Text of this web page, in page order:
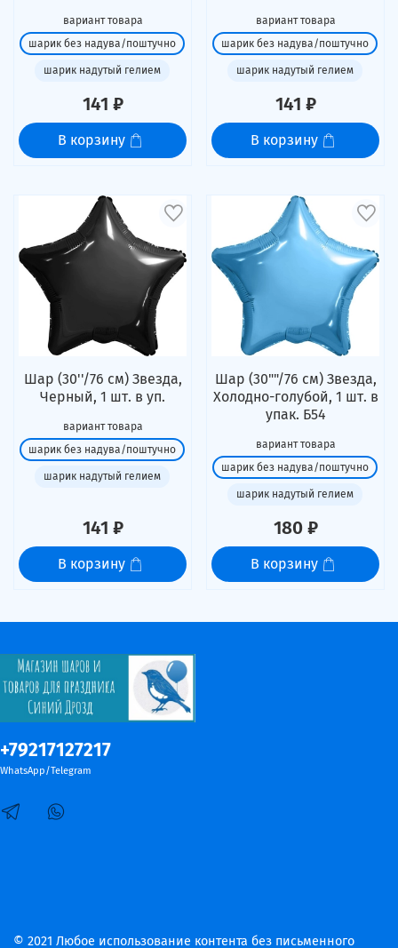
вариант товара
шарик без надува/поштучно
шарик надутый гелием
141 ₽
В корзину
вариант товара
шарик без надува/поштучно
шарик надутый гелием
141 ₽
В корзину
Шар (30''/76 см) Звезда,
Черный, 1 шт. в уп.
вариант товара
шарик без надува/поштучно
шарик надутый гелием
141 ₽
В корзину
Шар (30""/76 см) Звезда,
Холодно-голубой, 1 шт. в
упак. Б54
вариант товара
шарик без надува/поштучно
шарик надутый гелием
180 ₽
В корзину
+79217127217
WhatsApp/Telegram
© 2021 Любое использование контента без письменного